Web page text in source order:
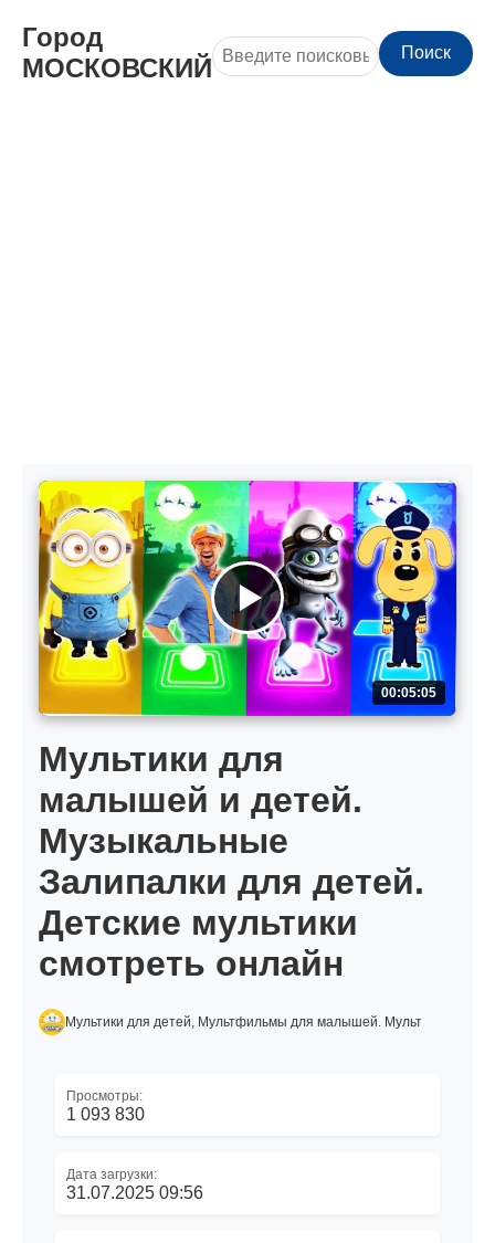
Город
МОСКОВСКИЙ
Поиск
00:05:05
Мультики для
малышей и детей.
Музыкальные
Залипалки для детей.
Детские мультики
смотреть онлайн
Мультики для детей, Мультфильмы для малышей. Мульт
Просмотры:
1 093 830
Дата загрузки:
31.07.2025 09:56